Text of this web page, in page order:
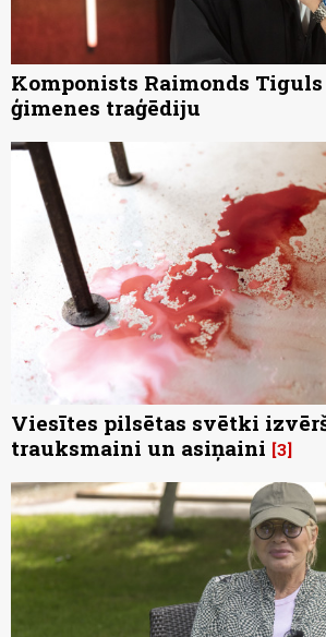
Komponists Raimonds
ģimenes traģēdiju
Viesītes pilsētas svētki
trauksmaini un asiņaini 3